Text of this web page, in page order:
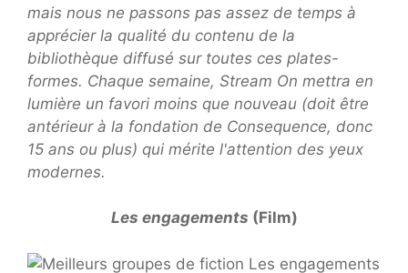
mais nous ne passons pas assez de temps à
apprécier la qualité du contenu de la
bibliothèque diffusé sur toutes ces plates-
formes. Chaque semaine, Stream On mettra en
lumière un favori moins que nouveau (doit être
antérieur à la fondation de Consequence, donc
15 ans ou plus) qui mérite l'attention des yeux
modernes.
Les engagements (Film)